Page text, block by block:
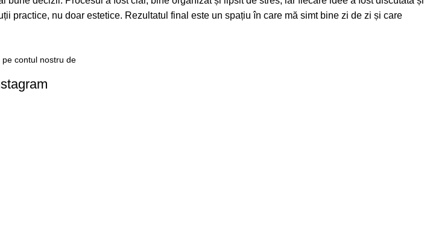
practice, nu doar estetice. Rezultatul final este un spațiu în care mă simt bine zi de zi și care
pe contul nostru de